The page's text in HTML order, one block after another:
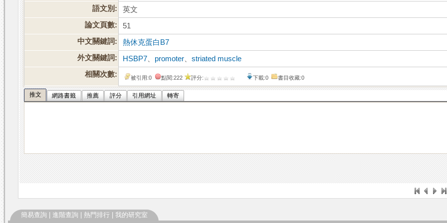
語文別:
英文
論文頁數:
51
中文關鍵詞:
熱休克蛋白B7
外文關鍵詞:
HSBP7 promoter 、striated muscle
相關次數:
被引用:0 點閱:222 評分: 下載:0 書目收藏:0
推文 網路書籤 推薦 評分 引用網址 轉寄
簡易查詢 進階查詢 熱門排行 我的研究室